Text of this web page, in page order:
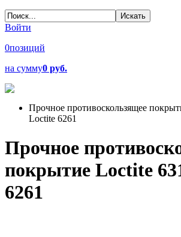
Войти
0позиций
на сумму0 руб.
Прочное противоскользящее
Loctite 6261
Прочное
покрытие Loctite
6261